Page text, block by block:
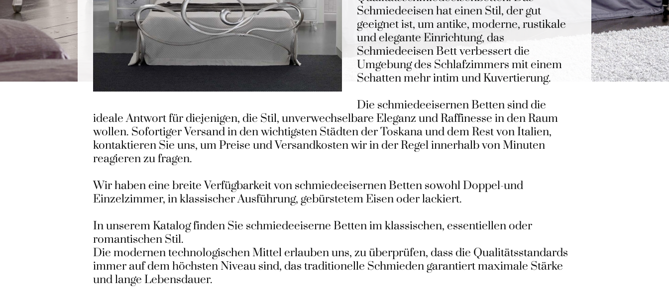
Schmiedeeisen hat einen Stil, der gut
geeignet ist, um antike, moderne, rustikale
und elegante Einrichtung, das
Schmiedeeisen Bett verbessert die
Umgebung des Schlafzimmers mit einem
Schatten mehr intim und Kuvertierung.
Die schmiedeeisernen Betten sind die
ideale Antwort für diejenigen, die Stil, unverwechselbare Eleganz und Raffinesse in den Raum
wollen. Sofortiger Versand in den wichtigsten Städten der Toskana und dem Rest von Italien,
kontaktieren Sie uns, um Preise und Versandkosten wir in der Regel innerhalb von Minuten
reagieren zu fragen.
Wir haben eine breite Verfügbarkeit von schmiedeeisernen Betten sowohl Doppel-und
Einzelzimmer, in klassischer Ausführung, gebürstetem Eisen oder lackiert.
In unserem Katalog finden Sie schmiedeeiserne Betten im klassischen, essentiellen oder
romantischen Stil.
Die modernen technologischen Mittel erlauben uns, zu überprüfen, dass die Qualitätsstandards
immer auf dem höchsten Niveau sind, das traditionelle Schmieden garantiert maximale Stärke
und lange Lebensdauer.